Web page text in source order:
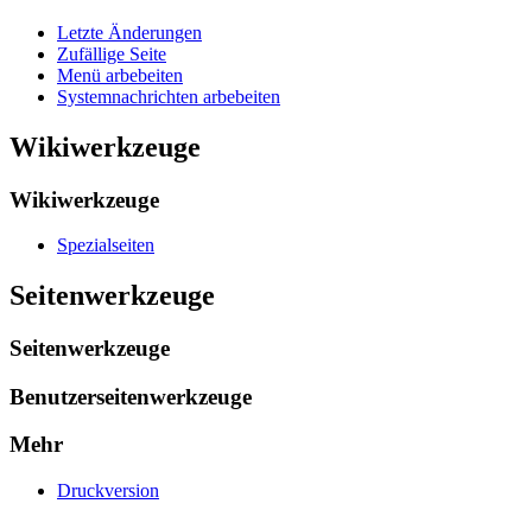
Letzte Änderungen
Zufällige Seite
Menü arbebeiten
Systemnachrichten arbebeiten
Wikiwerkzeuge
Wikiwerkzeuge
Spezialseiten
Seitenwerkzeuge
Seitenwerkzeuge
Benutzerseitenwerkzeuge
Mehr
Druckversion